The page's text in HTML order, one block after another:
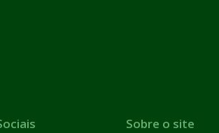
Sobre o site